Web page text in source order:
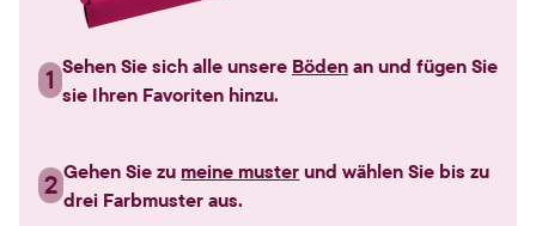
1 Sehen Sie sich alle unsere Bödenan und fügen Sie
sie Ihren Favoriten hinzu.
2 Gehen Sie zu meine muster und wählen Sie bis zu
drei Farbmuster aus.